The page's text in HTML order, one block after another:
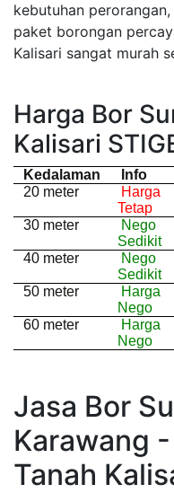
kebutuhan
paket borongan
Kalisari sangat murah
Harga Bor
Kalisari
Kedalaman Info
20 meter
Harga
Tetap
30 meter
Nego
Sedikit
40 meter
Nego
Sedikit
50 meter
Harga
Nego
60 meter
Harga
Nego
Jasa Bor
Karawang
Tanah